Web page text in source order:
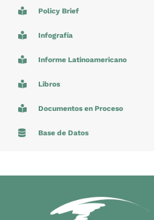
Policy Brief
Infografía
Informe Latinoamericano
Libros
Documentos en Proceso
Base de Datos